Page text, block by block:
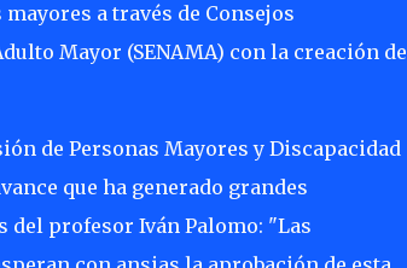
a través de Consejos
Mayor (SENAMA) con la creación de
de Personas Mayores y Discapacidad
que ha generado grandes
del profesor Iván Palomo: "Las